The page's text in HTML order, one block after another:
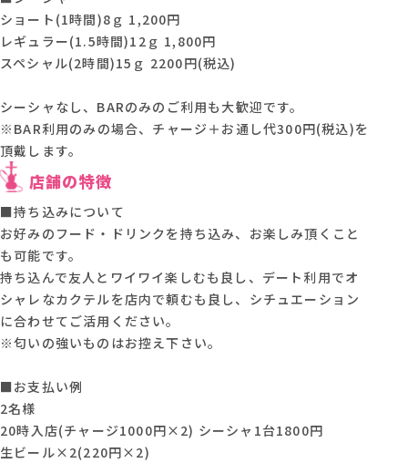
ショート(1時間)8ｇ 1,200円
レギュラー(1.5時間)12ｇ 1,800円
スペシャル(2時間)15ｇ 2200円(税込)
シーシャなし、BARのみのご利用も大歓迎です。
※BAR利用のみの場合、チャージ＋お通し代300円(税込)を
頂戴します。
店舗の特徴
■持ち込みについて
お好みのフード・ドリンクを持ち込み、お楽しみ頂くこと
も可能です。
持ち込んで友人とワイワイ楽しむも良し、デート利用でオ
シャレなカクテルを店内で頼むも良し、シチュエーション
に合わせてご活用ください。
※匂いの強いものはお控え下さい。
■お支払い例
2名様
20時入店(チャージ1000円×2) シーシャ1台1800円
生ビール×2(220円×2)